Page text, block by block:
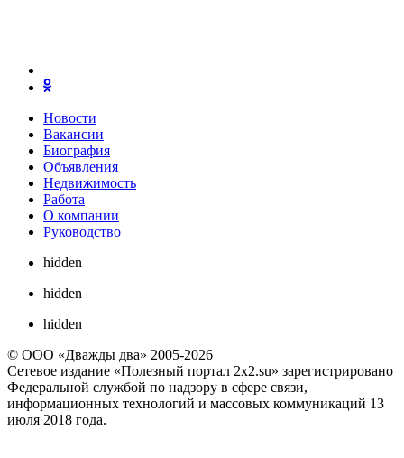
Новости
Вакансии
Биография
Объявления
Недвижимость
Работа
О компании
Руководство
hidden
hidden
hidden
© ООО «Дважды два» 2005-2026
Сетевое издание «Полезный портал 2x2.su» зарегистрировано
Федеральной службой по надзору в сфере связи,
информационных технологий и массовых коммуникаций 13
июля 2018 года.